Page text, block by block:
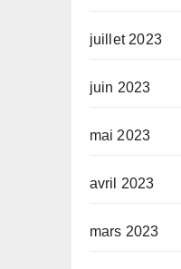
juillet 2023
juin 2023
mai 2023
avril 2023
mars 2023